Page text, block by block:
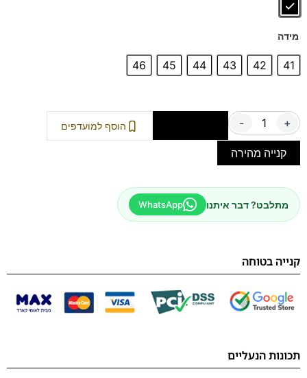
בולמת זעזועים ביעילות ומספקת תמיכה מעולה, בעוד המדרס
מידה
41
42
43
44
45
46
- + הוסף למועדפים
קנייה מהירה
מתלבט? דבר איתנו WhatsApp
קנייה בטוחה
תכונות הנעליים